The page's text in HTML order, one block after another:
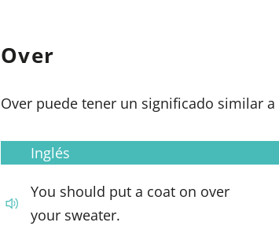
Over
Over puede tener un significado similar a
Inglés
You should put a coat on over
your sweater.